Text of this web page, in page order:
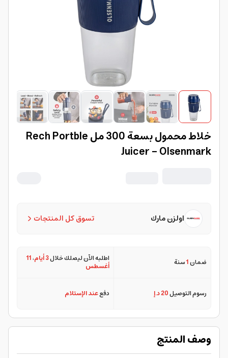
خلاط محمول بسعة 300 مل Rech Portble
Juicer - Olsenmark
تسوق كل المنتجات اولزن مارك
ضمان1سنة اطلبه الآن ليصلك خلال3 أيام ،11
أغسطس
رسوم التوصيل20 د.إ دفععند الإستلام
وصف المنتج